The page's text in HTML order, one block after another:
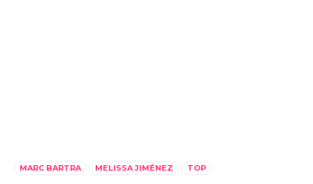
MARC BARTRA MELISSA JIMÉNEZ TOP